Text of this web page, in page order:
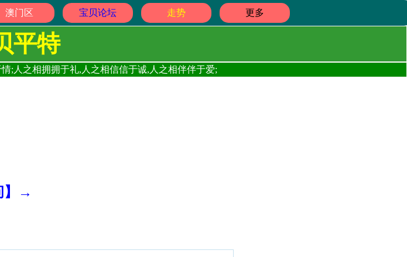
澳门区 宝贝论坛 走势 更多
平特
;人之相拥拥于礼,人之相信信于诚,人之相伴伴于爱;
】→